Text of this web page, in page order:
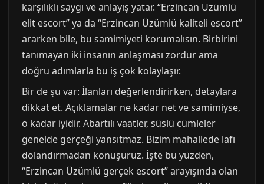
karşılıklı saygı ve anlayış yatar. “Erzincan Üzümlü
elit escort” ya da “Erzincan Üzümlü kaliteli escort”
ararken bile, bu samimiyeti korumalısın. Birbirini
tanımayan iki insanın anlaşması zordur ama
doğru adımlarla bu iş çok kolaylaşır.
Bir de şu var: İlanları değerlendirirken, detaylara
dikkat et. Açıklamalar ne kadar net ve samimiyse,
o kadar iyidir. Abartılı vaatler, süslü cümleler
genelde gerçeği yansıtmaz. Bizim mahallede lafı
dolandırmadan konuşuruz. İşte bu yüzden,
“Erzincan Üzümlü gerçek escort” arayışında olan